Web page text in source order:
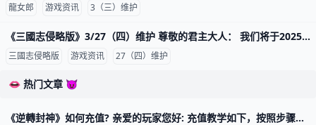
龍女郎 游戏资讯 3（三）维护
《三國志侵略版》3/27（四）维护 尊敬的君主大人： 我们将于2025/03/27(四)10:00-11:30服务器将会停机维护， 维护前请记得领取奖励，并且提早下线，感谢您的支持
三國志侵略版 游戏资讯 27（四）维护
👄 热门文章 😈
《逆轉封神》如何充值? 亲爱的玩家您好: 充值教学如下，按照步骤即可获取您想要的宝物一、游戏内充值1.举例，游戏内选择充值2.选择使用平台币充值，如平台币余额为0，可